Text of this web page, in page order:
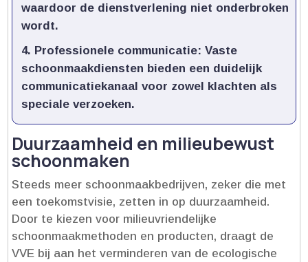
waardoor de dienstverlening niet onderbroken
wordt.​
Professionele communicatie: Vaste
schoonmaakdiensten bieden een duidelijk
communicatiekanaal voor zowel klachten als
speciale verzoeken.​
Duurzaamheid en milieubewust
schoonmaken
Steeds meer schoonmaakbedrijven, zeker die met
een toekomstvisie, zetten in op duurzaamheid.​
Door te kiezen voor milieuvriendelijke
schoonmaakmethoden en producten, draagt de
VVE bij aan het verminderen van de ecologische